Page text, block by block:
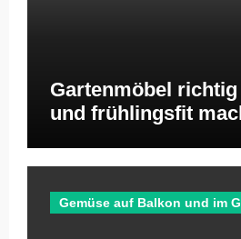
Gartenmöbel
und frühlingsfit
Gemüse auf Balkon und im